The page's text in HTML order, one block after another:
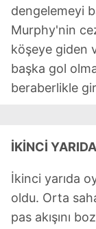
dengelemeyi
Murphy'nin
köşeye giden
başka gol
beraberlikle
İKİNCİ
İkinci yarıda
oldu. Orta
pas akışını